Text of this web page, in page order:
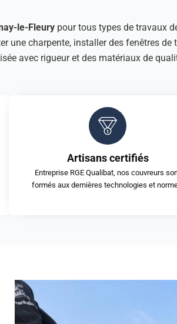
le-Fleury pour tous types de travaux
une charpente, installer des fenêtres de
avec rigueur et des matériaux de
Artisans certifiés
Entreprise RGE Qualibat, nos couvreurs
formés aux dernières technologies et